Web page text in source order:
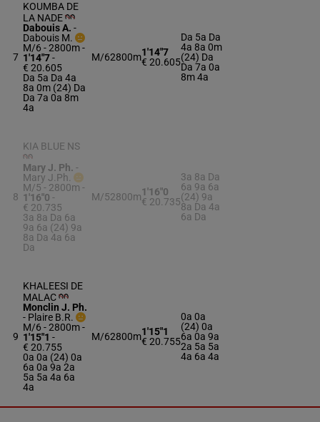
7
KOUMBA DE
LA NADE
Dabouis A. -
Dabouis M.
M/6 - 2800m-
1'14"7-
€ 20.605
Da 5a Da 4a
8a 0m (24) Da
Da 7a 0a 8m
4a
M/62800m1'14"7
€ 20.605
Da 5a Da
4a 8a 0m
(24) Da
Da 7a 0a
8m 4a
8
KIA BLUE NS
Mary J. Ph. -
Mary J.Ph.
M/5 - 2800m -
1'16"0 -
€ 20.735
3a 8a Da 6a
9a 6a (24) 9a
8a Da 4a 6a
Da
M/52800m1'16"0
€ 20.735
3a 8a Da
6a 9a 6a
(24) 9a
8a Da 4a
6a Da
9
KHALEESI DE
MALAC
Monclin J. Ph.
- Plaire B.R.
M/6 - 2800m-
1'15"1 -
€ 20.755
0a 0a (24) 0a
6a 0a 9a 2a
5a 5a 4a 6a
4a
M/62800m1'15"1
€ 20.755
0a 0a
(24) 0a
6a 0a 9a
2a 5a 5a
4a 6a 4a